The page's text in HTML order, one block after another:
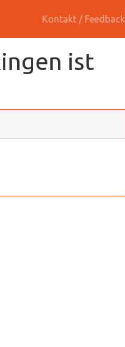
Kontakt / Feedback
ist